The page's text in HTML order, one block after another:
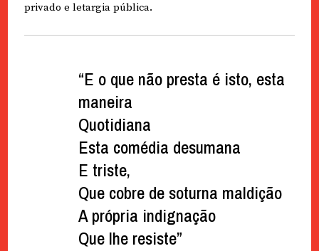
privado e letargia pública.
“E o que não presta é isto, esta
maneira
Quotidiana
Esta comédia desumana
E triste,
Que cobre de soturna maldição
A própria indignação
Que lhe resiste”